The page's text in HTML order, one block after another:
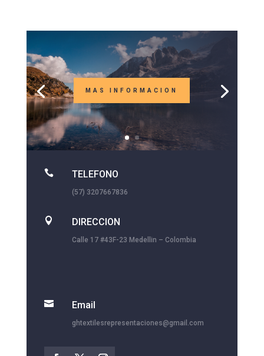
MAS INFORMACION
 TELEFONO
(57) 3207667836
 DIRECCION
Calle 17 #43F-23 Medellin – Colombia
 Email
ghtextilesrepresentaciones@gmail.com